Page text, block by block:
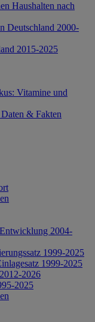
Haushalten nach
Deutschland 2000-
2015-2025
Vitamine und
& Fakten
2004-
1999-2025
1999-2025
2026
2025